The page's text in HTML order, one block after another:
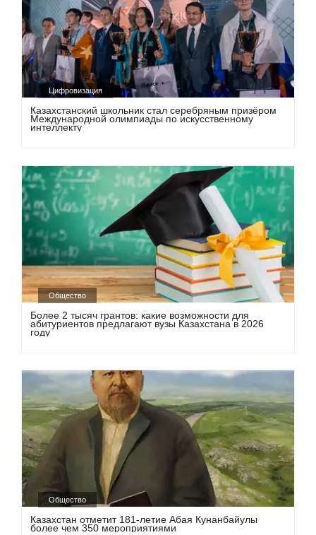
Цифровизация
Казахстанский школьник стал серебряным призёром
Международной олимпиады по искусственному
интеллекту
Общество
Более 2 тысяч грантов: какие возможности для
абитуриентов предлагают вузы Казахстана в 2026
году
Общество
Казахстан отметит 181-летие Абая Кунанбайулы
более чем 350 мероприятиями